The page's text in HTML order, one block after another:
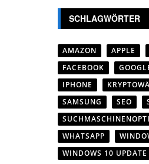
SCHLAGWÖRTER
AMAZON APPLE
FACEBOOK
IPHONE
SAMSUNG
SEO
WHATSAPP
WINDOWS 10 UPDATE